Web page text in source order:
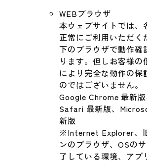
WEBブラウザ
本ウェブサイトでは、
正常にご利用いただく
下のブラウザで動作確
ります。但しお客様の
により完全な動作の保
のではございません。
Google Chrome 最新
Safari 最新版、
新版
※Internet Explorer、
ンのブラウザ、OSの
了している環境、アプ